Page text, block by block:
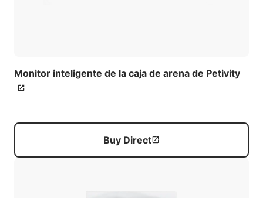
Monitor inteligente de la caja de arena de Petivity
Buy Direct